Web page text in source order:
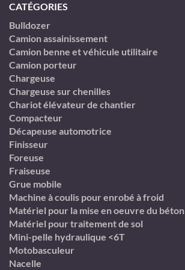
CATÉGORIES
Bulldozer
Camion assainissement
Camion benne et véhicule utilitaire
Camion porteur
Chargeuse
Chargeuse sur chenilles
Chariot élévateur de chantier
Compacteur
Décapeuse automotrice
Finisseur
Foreuse
Fraiseuse
Grue mobile
Machine à coulis pour enrobé à froid
Matériel pour la mise en oeuvre du béton
Matériel pour traitement de sol
Mini-pelle hydraulique <6T
Motobasculeur
Nacelle